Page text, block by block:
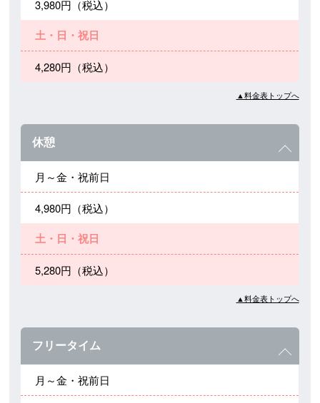
3,980円（税込）
土・日・祝日
4,280円（税込）
▲料金表トップへ
休憩
月～金・祝前日
4,980円（税込）
土・日・祝日
5,280円（税込）
▲料金表トップへ
フリータイム
月～金・祝前日